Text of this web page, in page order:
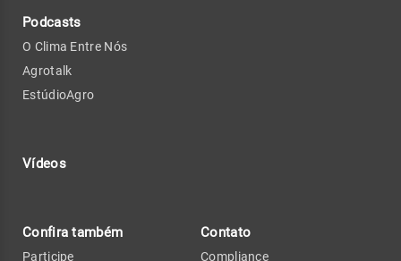
Podcasts
O Clima Entre Nós
Agrotalk
EstúdioAgro
Vídeos
Confira também
Participe
Contato
Compliance